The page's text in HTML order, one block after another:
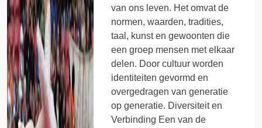
van ons leven. Het omvat de
normen, waarden, tradities,
taal, kunst en gewoonten die
een groep mensen met elkaar
delen. Door cultuur worden
identiteiten gevormd en
overgedragen van generatie
op generatie. Diversiteit en
Verbinding Een van de